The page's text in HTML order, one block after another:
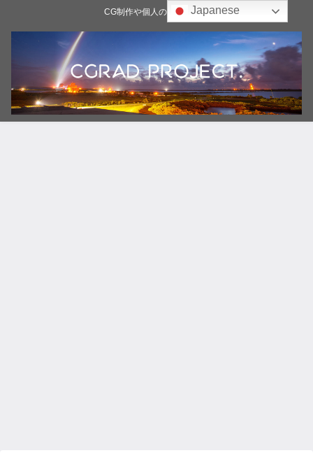
CG制作や個人の雑記ブログJapanese